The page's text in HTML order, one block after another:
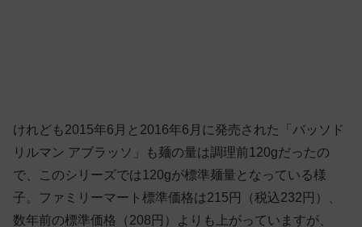
けれども2015年6月と2016年6月に発売された「バッソド
リルマン アブラッソ」も麺の量は調理前120gだったの
で、このシリーズでは120gが標準麺量となっている様
子。ファミリーマート標準価格は215円（税込232円）、
数年前の標準価格（208円）よりも上がっていますが、